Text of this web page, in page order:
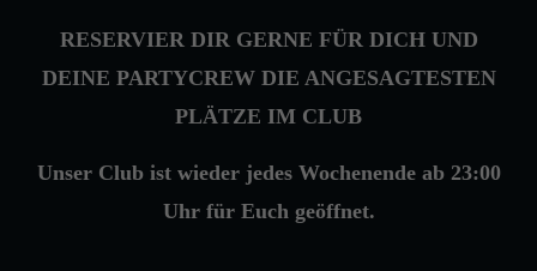
RESERVIER DIR GERNE FÜR DICH UND
DEINE PARTYCREW DIE ANGESAGTESTEN
PLÄTZE IM CLUB
Unser Club ist wieder jedes Wochenende ab 23:00
Uhr für Euch geöffnet.